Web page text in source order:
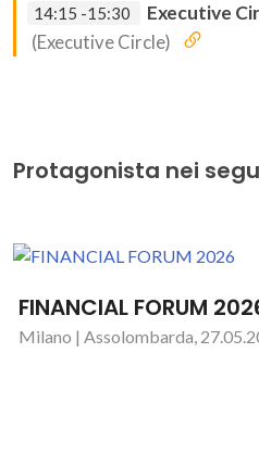
14:15 -15:30
Executive
(Executive Circle)
Protagonista nei
FINANCIAL FORUM
Milano | Assolombarda,